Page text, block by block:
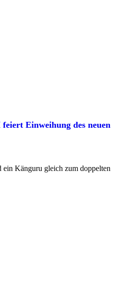
Einweihung des neuen